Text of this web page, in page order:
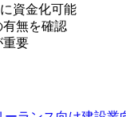
資金化可能
無を確認
重要